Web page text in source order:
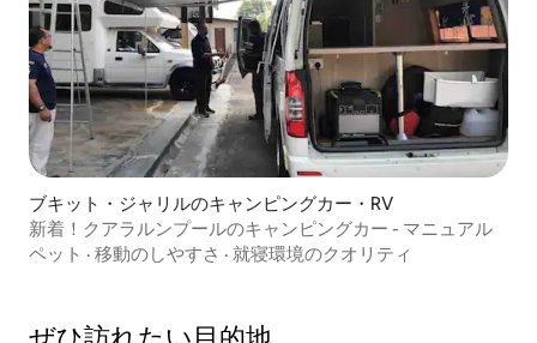
ブキット・ジャリルのキャンピングカー・RV
新着！クアラルンプールのキャンピングカー - マニュアル
ペット · 移動のしやすさ · 就寝環境のクオリティ